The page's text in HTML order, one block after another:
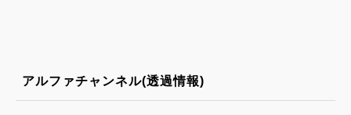
アルファチャンネル(透過情報)